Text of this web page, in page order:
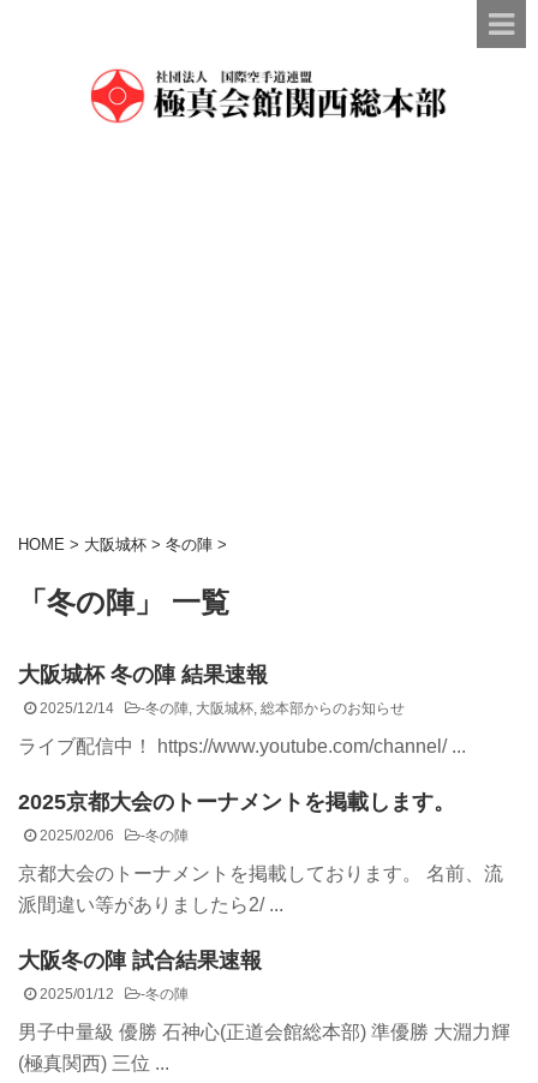
HOME > 大阪城杯 > 冬の陣 >
「冬の陣」 一覧
大阪城杯 冬の陣 結果速報
2025/12/14 -冬の陣, 大阪城杯, 総本部からのお知らせ
ライブ配信中！ https://www.youtube.com/channel/ ...
2025京都大会のトーナメントを掲載します。
2025/02/06 -冬の陣
京都大会のトーナメントを掲載しております。 名前、流
派間違い等がありましたら2/ ...
大阪冬の陣 試合結果速報
2025/01/12 -冬の陣
男子中量級 優勝 石神心(正道会館総本部) 準優勝 大淵力輝
(極真関西) 三位 ...